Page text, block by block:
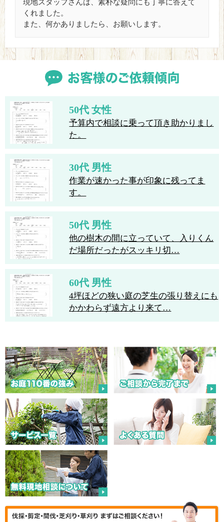
現地スタッフさんは、素朴な疑問にも丁寧に答えて
くれました。
また、何かありましたら、お願いします。
50代 女性
予算内で相談に乗って頂き助かりまし
た。
30代 男性
作業が速かった事が印象に残ってま
す。
50代 男性
他の樹木の間に立っていて、入りくん
だ場所だったがスッキリ切…
60代 男性
4坪ほどの狭い庭の芝生の張り替えにも
かかわらず遠方より来て…